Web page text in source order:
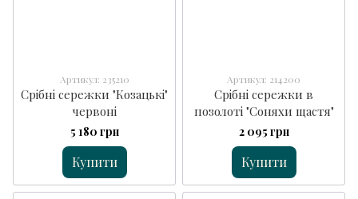
Артикул: 235210
Срібні сережки "Козацькі"
червоні
5 180 грн
Купити
Артикул: 214200
Срібні сережки в
позолоті "Соняхи щастя"
2 095 грн
Купити